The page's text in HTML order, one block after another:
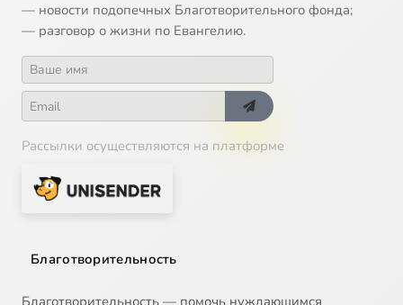
— новости подопечных Благотворительного фонда;
— разговор о жизни по Евангелию.
Рассылки осуществляются на платформе
Благотворительность